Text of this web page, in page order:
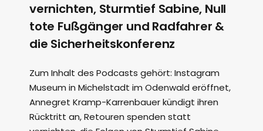
vernichten, Sturmtief Sabine, Null
tote Fußgänger und Radfahrer &
die Sicherheitskonferenz
Zum Inhalt des Podcasts gehört: Instagram
Museum in Michelstadt im Odenwald eröffnet,
Annegret Kramp-Karrenbauer kündigt ihren
Rücktritt an, Retouren spenden statt